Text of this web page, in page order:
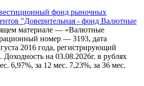
фонд рыночных
"Доверительная - фонд Валютные
материале — «Валютные
номер — 3193, дата
2016 года, регистрирующий
на 03.08.2026г. в рублях
6,97%, за 12 мес. 7,23%, за 36 мес.